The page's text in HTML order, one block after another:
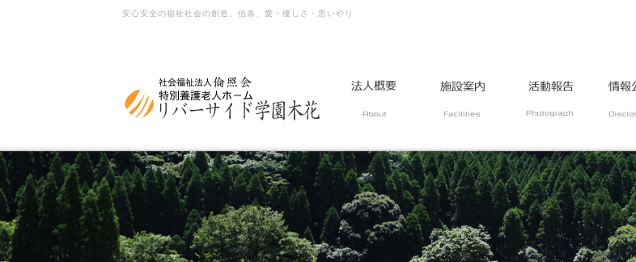
安心安全の福祉社会の創造。信条、愛・優しさ・思いやり